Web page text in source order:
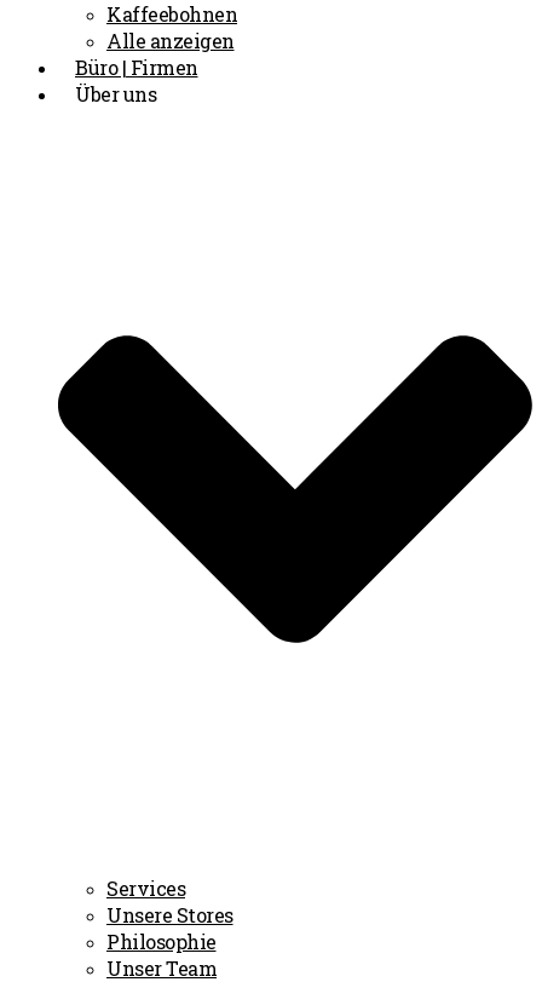
Kaffeebohnen
Alle anzeigen
Büro | Firmen
Über uns
Services
Unsere Stores
Philosophie
Unser Team